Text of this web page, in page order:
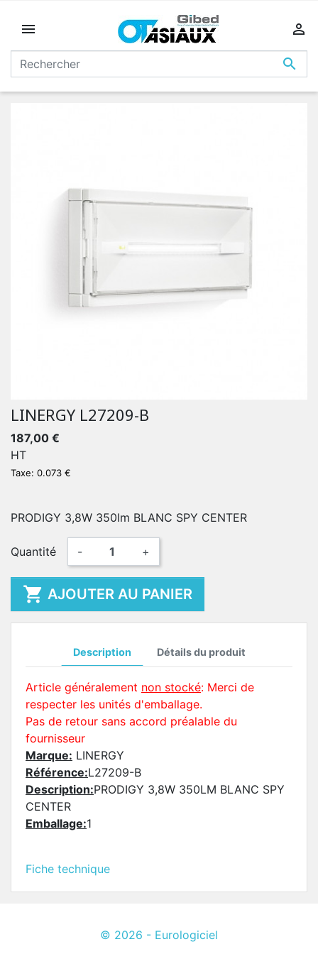



LINERGY L27209-B
187,00 €
HT
Taxe: 0.073 €
PRODIGY 3,8W 350lm BLANC SPY CENTER
Quantité - +
 AJOUTER AU PANIER
Description Détails du produit
Article généralement non stocké: Merci de
respecter les unités d'emballage.
Pas de retour sans accord préalable du
fournisseur
Marque: LINERGY
Référence:L27209-B
Description:PRODIGY 3,8W 350LM BLANC SPY
CENTER
Emballage:1
Fiche technique
© 2026 - Eurologiciel